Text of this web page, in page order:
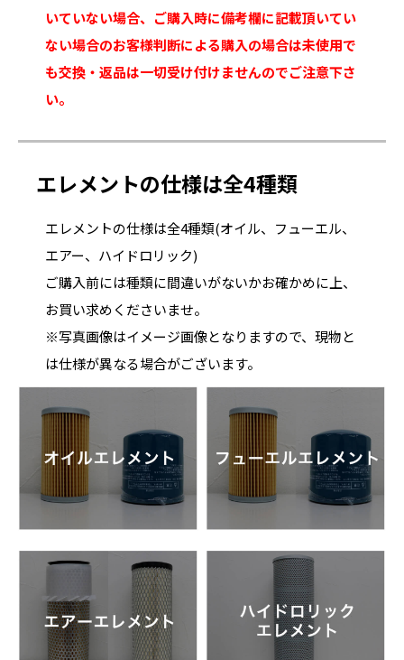
いていない場合、ご購入時に備考欄に記載頂いてい
ない場合のお客様判断による購入の場合は未使用で
も交換・返品は一切受け付けませんのでご注意下さ
い。
エレメントの仕様は全4種類
エレメントの仕様は全4種類(オイル、フューエル、
エアー、ハイドロリック)
ご購入前には種類に間違いがないかお確かめに上、
お買い求めくださいませ。
※写真画像はイメージ画像となりますので、現物と
は仕様が異なる場合がございます。